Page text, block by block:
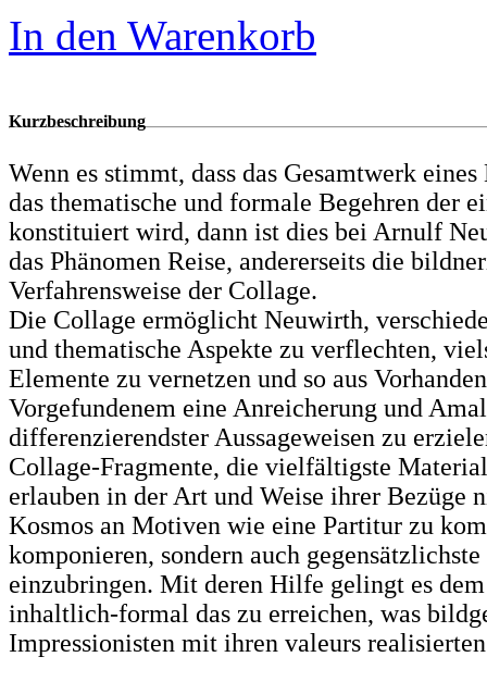
In den Warenkorb
Kurzbeschreibung
Wenn es stimmt, dass das Gesamtwerk
das thematische und formale Begehren der
konstituiert wird, dann ist dies bei Arnulf
das Phänomen Reise, andererseits die
Verfahrensweise der Collage.
Die Collage ermöglicht Neuwirth,
und thematische Aspekte zu verflechten,
Elemente zu vernetzen und so aus
Vorgefundenem eine Anreicherung und
differenzierendster Aussageweisen zu
Collage-Fragmente, die vielfältigste
erlauben in der Art und Weise ihrer Bezüge
Kosmos an Motiven wie eine Partitur zu
komponieren, sondern auch
einzubringen. Mit deren Hilfe gelingt es
inhaltlich-formal das zu erreichen, was
Impressionisten mit ihren valeurs